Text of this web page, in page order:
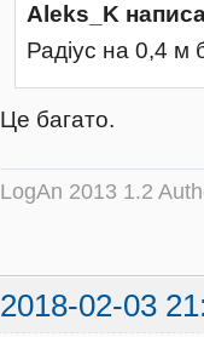
Aleks_K
Радіус на 0,4 м
Це багато.
LogAn 2013 1.2
2018-02-03